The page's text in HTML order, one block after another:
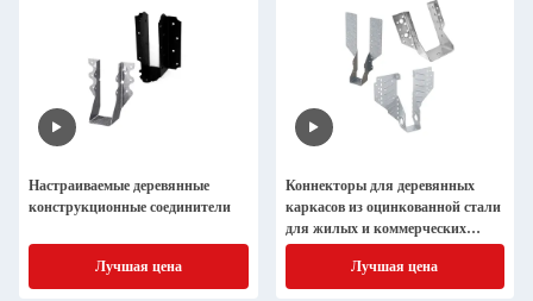
Настраиваемые деревянные
конструкционные соединители
Лучшая цена
Коннекторы для деревянных
каркасов из оцинкованной стали
для жилых и коммерческих
зданий
Лучшая цена